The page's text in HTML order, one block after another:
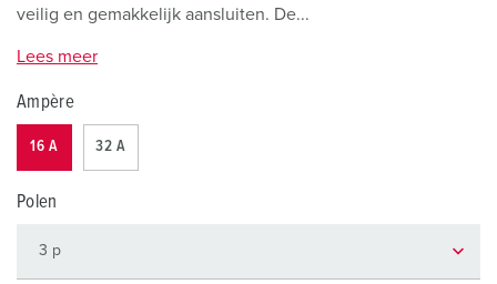
veilig en gemakkelijk aansluiten. De...
Lees meer
Ampère
16 A 32 A
Polen